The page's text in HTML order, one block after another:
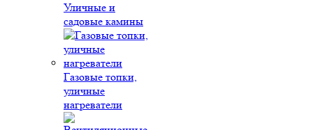
Уличные и
садовые камины
Газовые топки,
уличные
нагреватели